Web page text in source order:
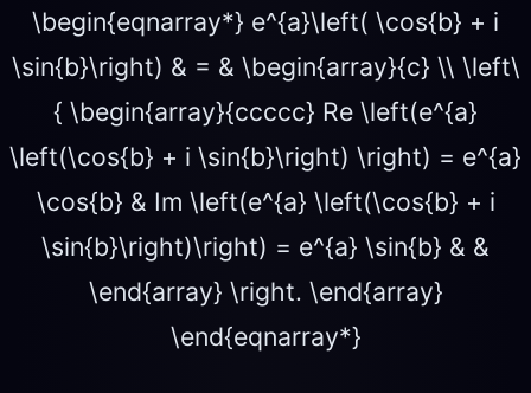
\begin{eqnarray*} e^{a}\left( \cos{b} + i
\sin{b}\right) & = & \begin{array}{c} \\ \left\
{ \begin{array}{ccccc} Re \left(e^{a}
\left(\cos{b} + i \sin{b}\right) \right) = e^{a}
\cos{b} & Im \left(e^{a} \left(\cos{b} + i
\sin{b}\right)\right) = e^{a} \sin{b} & &
\end{array} \right. \end{array}
\end{eqnarray*}